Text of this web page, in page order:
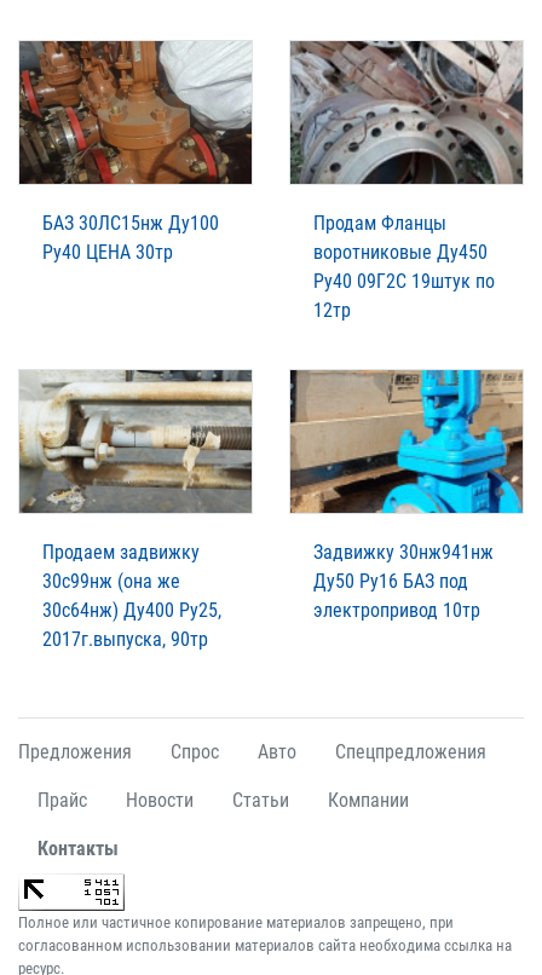
БАЗ 30ЛС15нж Ду100
Ру40 ЦЕНА 30тр
Продам Фланцы
воротниковые Ду450
Ру40 09Г2С 19штук по
12тр
Продаем задвижку
30с99нж (она же
30с64нж) Ду400 Ру25,
2017г.выпуска, 90тр
Задвижку 30нж941нж
Ду50 Ру16 БАЗ под
электропривод 10тр
Предложения Спрос Авто Спецпредложения
Прайс Новости Статьи Компании
Контакты
Полное или частичное копирование материалов запрещено, при
согласованном использовании материалов сайта необходима ссылка на
ресурс.